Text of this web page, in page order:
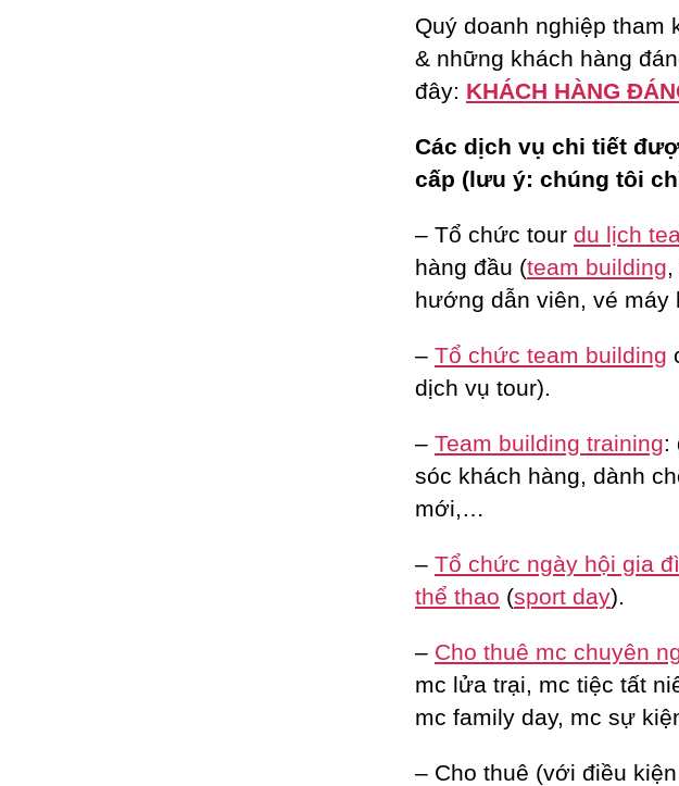
Quý doanh nghiệp tham
& những khách hàng
đây: KHÁCH HÀNG
Các dịch vụ chi tiết
cấp (lưu ý: chúng tôi
– Tổ chức tour du lịch
hàng đầu (team building
hướng dẫn viên, vé máy
– Tổ chức team building
dịch vụ tour).
– Team building training:
sóc khách hàng, dành
mới,…
– Tổ chức ngày hội gia
thể thao (sport day).
– Cho thuê mc chuyên
mc lửa trại, mc tiệc tất
mc family day, mc sự
– Cho thuê (với điều